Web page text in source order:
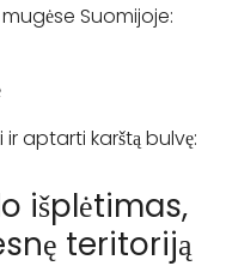
Suomijoje:
aptarti karštą bulvę:
išplėtimas,
teritoriją